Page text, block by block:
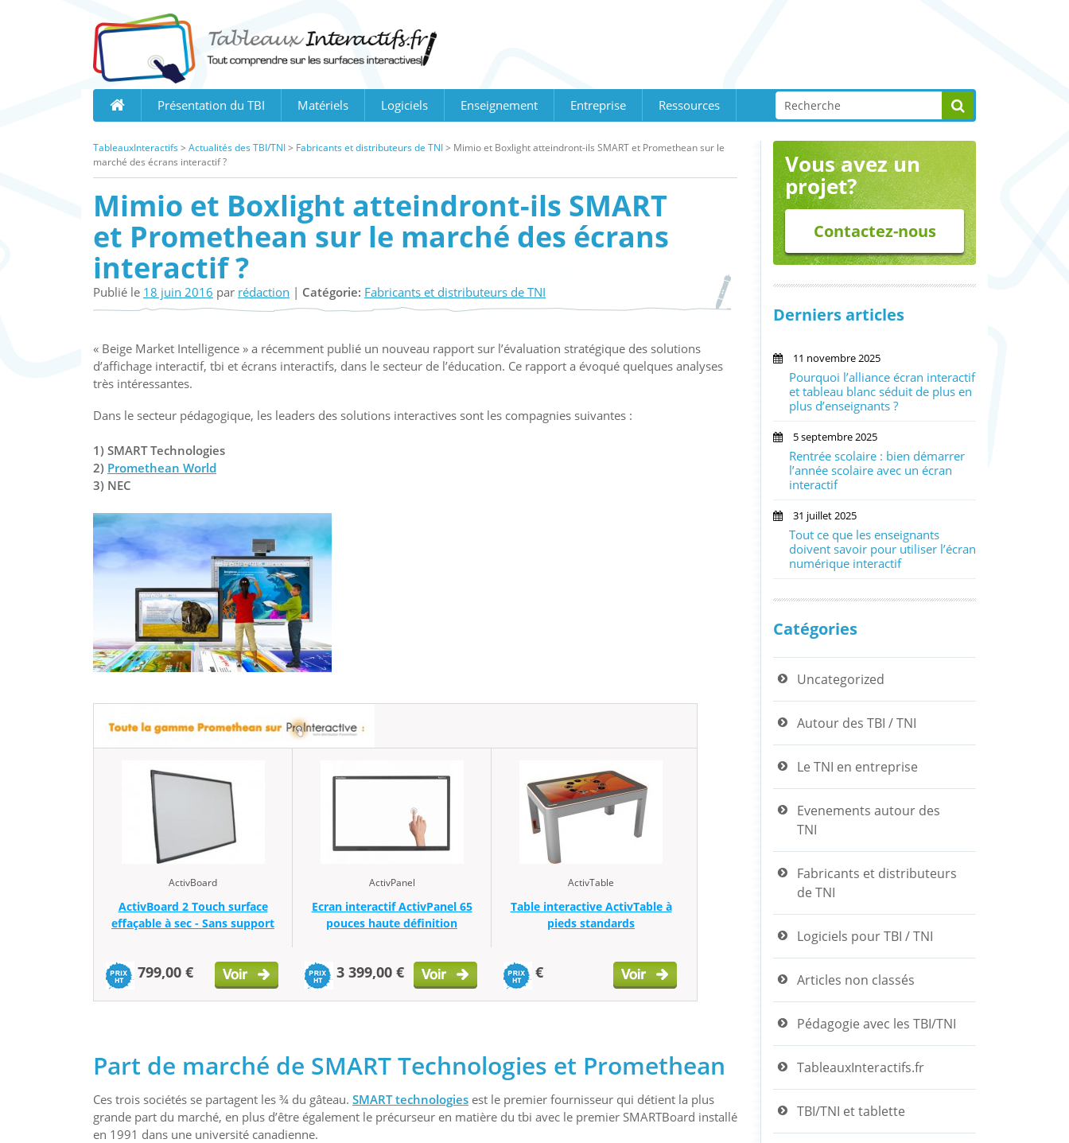
Présentation du TBI Matériels Logiciels Enseignement Entreprise Ressources
TableauxInteractifs > Actualités des TBI/TNI> Fabricants et distributeurs de TNI> Mimio et Boxlight atteindront-ils SMART et Promethean sur le
marché des écrans interactif ?
Mimio et Boxlight atteindront-ils SMART
et Promethean sur le marché des écrans
interactif ?
Publié le 18 juin 2016 par rédaction | Catégorie: Fabricants et distributeurs de TNI
« Beige Market Intelligence » a récemment publié un nouveau rapport sur l’évaluation stratégique des solutions
d’affichage interactif, tbi et écrans interactifs, dans le secteur de l’éducation. Ce rapport a évoqué quelques analyses
très intéressantes.
Dans le secteur pédagogique, les leaders des solutions interactives sont les compagnies suivantes :
1) SMART Technologies
2) Promethean World
3) NEC
ActivBoard
ActivBoard 2 Touch surface
effaçable à sec - Sans support
799,00 €
ActivPanel
Ecran interactif ActivPanel 65
pouces haute définition
3 399,00 €
ActivTable
Table interactive ActivTable à
pieds standards
€
Part de marché de SMART Technologies et Promethean
Ces trois sociétés se partagent les ¾ du gâteau. SMART technologies est le premier fournisseur qui détient la plus
grande part du marché, en plus d’être également le précurseur en matière du tbi avec le premier SMARTBoard installé
en 1991 dans une université canadienne.
Vous avez un
projet?
Contactez-nous
Derniers articles
11 novembre 2025
Pourquoi l’alliance écran interactif
et tableau blanc séduit de plus en
plus d’enseignants ?
5 septembre 2025
Rentrée scolaire : bien démarrer
l’année scolaire avec un écran
interactif
31 juillet 2025
Tout ce que les enseignants
doivent savoir pour utiliser l’écran
numérique interactif
Catégories
Uncategorized
Autour des TBI / TNI
Le TNI en entreprise
Evenements autour des
TNI
Fabricants et distributeurs
de TNI
Logiciels pour TBI / TNI
Articles non classés
Pédagogie avec les TBI/TNI
TableauxInteractifs.fr
TBI/TNI et tablette